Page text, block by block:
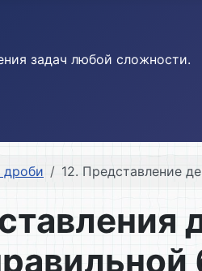
задач любой сложности.
дроби 12. Представление